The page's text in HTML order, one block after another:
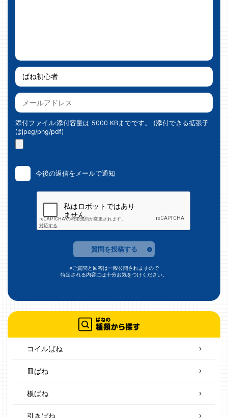
添付ファイル:添付容量は 5000 KBまでです。 (添付できる拡張子
はjpeg/png/pdf)
今後の返信をメールで通知
質問を投稿する
※ご質問と回答は一般公開されますので
特定される内容には十分お気をつけください。
コイルばね
皿ばね
板ばね
引きばね